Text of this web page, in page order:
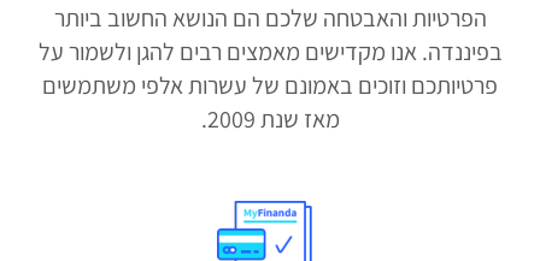
הפרטיות והאבטחה שלכם הם הנושא החשוב ביותר
בפיננדה. אנו מקדישים מאמצים רבים להגן ולשמור על
פרטיותכם וזוכים באמונם של עשרות אלפי משתמשים
מאז שנת 2009.